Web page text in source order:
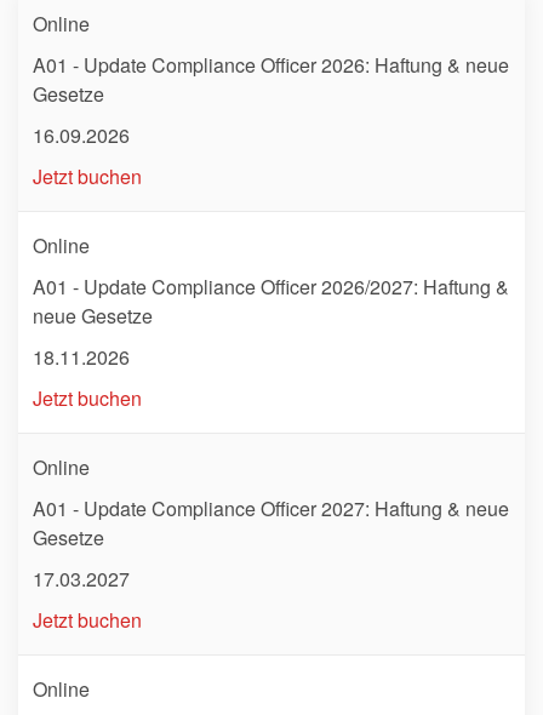
Online
A01 - Update Compliance Officer 2026: Haftung & neue
Gesetze
16.09.2026
Jetzt buchen
Online
A01 - Update Compliance Officer 2026/2027: Haftung &
neue Gesetze
18.11.2026
Jetzt buchen
Online
A01 - Update Compliance Officer 2027: Haftung & neue
Gesetze
17.03.2027
Jetzt buchen
Online